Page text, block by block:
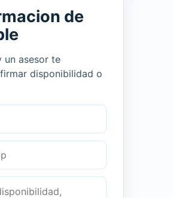
de
un asesor te
disponibilidad o